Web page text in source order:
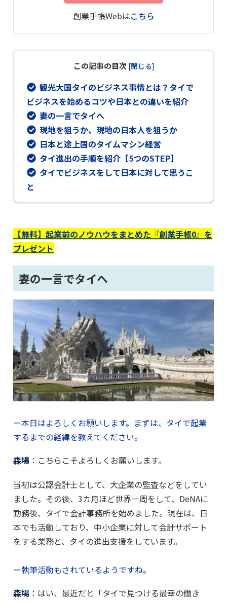
創業手帳Webはこちら
この記事の目次 [閉じる]
観光大国タイのビジネス事情とは？タイで
ビジネスを始めるコツや日本との違いを紹介
妻の一言でタイへ
現地を狙うか、現地の日本人を狙うか
日本と途上国のタイムマシン経営
タイ進出の手順を紹介【5つのSTEP】
タイでビジネスをして日本に対して思うこ
と
【無料】起業前のノウハウをまとめた『創業手帳0』を
プレゼント
妻の一言でタイへ
ー本日はよろしくお願いします。まずは、タイで起業
するまでの経緯を教えてください。
森場 ：こちらこそよろしくお願いします。
当初は公認会計士として、大企業の監査などをしてい
ました。その後、3カ月ほど世界一周をして、DeNAに
勤務後、タイで会計事務所を始めました。現在は、日
本でも活動しており、中小企業に対して会計サポート
をする業務と、タイの進出支援をしています。
ー執筆活動もされているようですね。
森場 ：はい、最近だと「タイで見つける最幸の働き